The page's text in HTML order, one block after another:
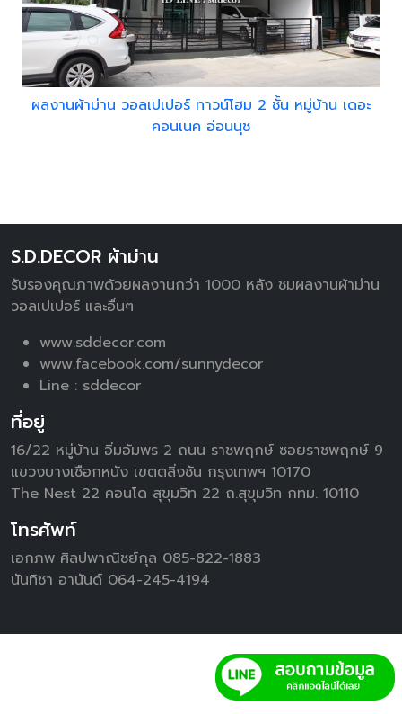
ผลงานผ้าม่าน วอลเปเปอร์ ทาวน์โฮม 2 ชั้น หมู่บ้าน เดอะ
คอนเนค อ่อนนุช
S.D.DECOR ผ้าม่าน
รับรองคุณภาพด้วยผลงานกว่า 1000 หลัง ชมผลงานผ้าม่าน
วอลเปเปอร์ และอื่นๆ
www.sddecor.com
www.facebook.com/sunnydecor
Line : sddecor
ที่อยู่
16/22 หมู่บ้าน อิ่มอัมพร 2 ถนน ราชพฤกษ์ ซอยราชพฤกษ์ 9
แขวงบางเชือกหนัง เขตตลิ่งชัน กรุงเทพฯ 10170
The Nest 22 คอนโด สุขุมวิท 22 ถ.สุขุมวิท กทม. 10110
โทรศัพท์
เอกภพ ศิลปพาณิชย์กุล 085-822-1883
นันทิชา อานันด์ 064-245-4194